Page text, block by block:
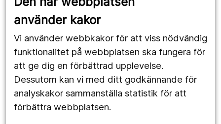
använder kakor
Vi använder webbkakor för att viss nödvändig
funktionalitet på webbplatsen ska fungera för
att ge dig en förbättrad upplevelse.
Dessutom kan vi med ditt godkännande för
analyskakor sammanställa statistik för att
förbättra webbplatsen.
Länstrafiken
Utveckling
Följ oss
Facebook